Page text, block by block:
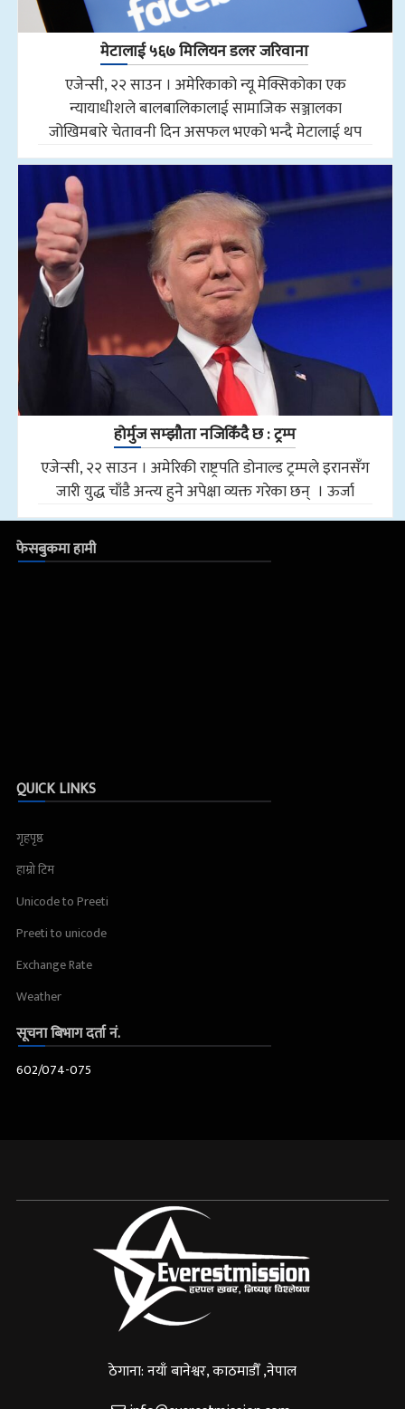
मेटालाई ५६७ मिलियन डलर जरिवाना
एजेन्सी, २२ साउन । अमेरिकाको न्यू मेक्सिकोका एक
न्यायाधीशले बालबालिकालाई सामाजिक सञ्जालका
जोखिमबारे चेतावनी दिन असफल भएको भन्दै मेटालाई थप
होर्मुज सम्झौता नजिकिँदै छ : ट्रम्प
एजेन्सी, २२ साउन । अमेरिकी राष्ट्रपति डोनाल्ड ट्रम्पले इरानसँग
जारी युद्ध चाँडै अन्त्य हुने अपेक्षा व्यक्त गरेका छन् । ऊर्जा
फेसबुकमा हामी
QUICK LINKS
गृहपृष्ठ
हाम्रो टिम
Unicode to Preeti
Preeti to unicode
Exchange Rate
Weather
सूचना बिभाग दर्ता नं.
602/074-075
ठेगाना: नयाँ बानेश्वर, काठमाडौँ ,नेपाल